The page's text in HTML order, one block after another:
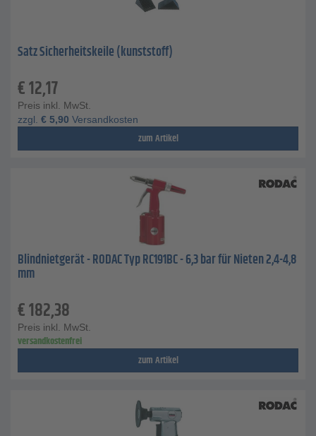
Satz Sicherheitskeile (kunststoff)
€12,17
Preis inkl. MwSt.
zzgl. € 5,90 Versandkosten
zum Artikel
Blindnietgerät - RODAC Typ RC191BC - 6,3 bar für Nieten 2,4-4,8
mm
€182,38
Preis inkl. MwSt.
versandkostenfrei
zum Artikel